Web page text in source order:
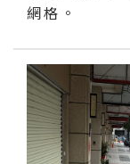
網格。